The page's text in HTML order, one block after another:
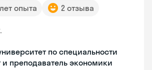
опыта 2 отзыва
по специальности
преподаватель экономики